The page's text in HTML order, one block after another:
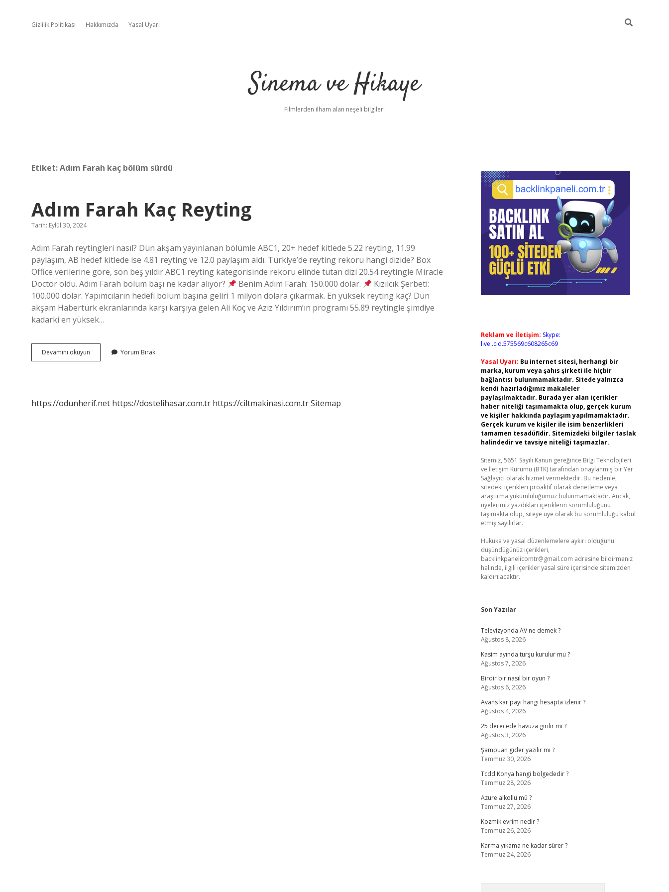
Gizlilik Politikası Hakkımızda Yasal Uyarı
Sinema ve Hikaye
Filmlerden ilham alan neşeli bilgiler!
Etiket:Adım Farah kaç bölüm sürdü
Adım Farah Kaç Reyting
Tarih: Eylül 30, 2024
Adım Farah reytingleri nasıl? Dün akşam yayınlanan bölümle ABC1, 20+ hedef kitlede 5.22 reyting, 11.99
paylaşım, AB hedef kitlede ise 4.81 reyting ve 12.0 paylaşım aldı. Türkiye’de reyting rekoru hangi dizide? Box
Office verilerine göre, son beş yıldır ABC1 reyting kategorisinde rekoru elinde tutan dizi 20.54 reytingle Miracle
Doctor oldu. Adım Farah bölüm başı ne kadar alıyor?
Benim Adım Farah: 150.000 dolar.
Kızılcık Şerbeti:
100.000 dolar. Yapımcıların hedefi bölüm başına geliri 1 milyon dolara çıkarmak. En yüksek reyting kaç? Dün
akşam Habertürk ekranlarında karşı karşıya gelen Ali Koç ve Aziz Yıldırım’ın programı 55.89 reytingle şimdiye
kadarki en yüksek…
Devamını okuyun
Farah
Yorum Bırak
https://odunherif.net https://dostelihasar.com.tr https://ciltmakinasi.com.trSitemap
Sidebar
Reklam ve İletişim: Skype:
live:.cid.575569c608265c69
Yasal Uyarı: Bu internet sitesi, herhangi bir
marka, kurum veya şahıs şirketi ile hiçbir
bağlantısı bulunmamaktadır. Sitede yalnızca
kendi hazırladığımız makaleler
paylaşılmaktadır. Burada yer alan içerikler
haber niteliği taşımamakta olup, gerçek kurum
ve kişiler hakkında paylaşım yapılmamaktadır.
Gerçek kurum ve kişiler ile isim benzerlikleri
tamamen tesadüfidir. Sitemizdeki bilgiler taslak
halindedir ve tavsiye niteliği taşımazlar.
Sitemiz, 5651 Sayılı Kanun gereğince Bilgi Teknolojileri
ve İletişim Kurumu (BTK) tarafından onaylanmış bir Yer
Sağlayıcı olarak hizmet vermektedir. Bu nedenle,
sitedeki içerikleri proaktif olarak denetleme veya
araştırma yükümlülüğümüz bulunmamaktadır. Ancak,
üyelerimiz yazdıkları içeriklerin sorumluluğunu
taşımakta olup, siteye üye olarak bu sorumluluğu kabul
etmiş sayılırlar.
Hukuka ve yasal düzenlemelere aykırı olduğunu
düşündüğünüz içerikleri,
backlinkpanelicomtr@gmail.com adresine bildirmeniz
halinde, ilgili içerikler yasal süre içerisinde sitemizden
kaldırılacaktır.
Son Yazılar
Televizyonda AV ne demek ?
Ağustos 8, 2026
Kasim ayında turşu kurulur mu ?
Ağustos 7, 2026
Birdir bir nasıl bir oyun ?
Ağustos 6, 2026
Avans kar payı hangi hesapta izlenir ?
Ağustos 4, 2026
25 derecede havuza girilir mi ?
Ağustos 3, 2026
Şampuan gider yazılır mı ?
Temmuz 30, 2026
Tcdd Konya hangi bölgededir ?
Temmuz 28, 2026
Azure alkollü mü ?
Temmuz 27, 2026
Kozmik evrim nedir ?
Temmuz 26, 2026
Karma yıkama ne kadar sürer ?
Temmuz 24, 2026